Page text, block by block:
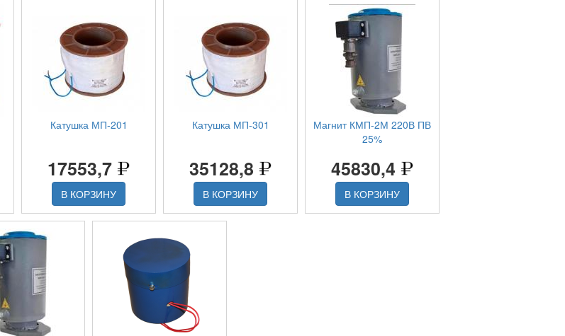
Катушка МП-201
17553,7
В КОРЗИНУ
Катушка МП-301
35128,8
В КОРЗИНУ
Магнит КМП-2М 220В ПВ
25%
45830,4
В КОРЗИНУ